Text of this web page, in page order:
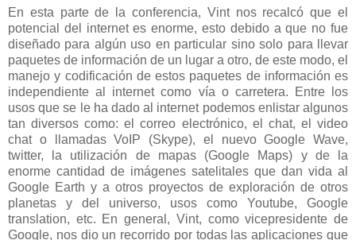
En esta parte de la conferencia, Vint nos recalcó que el
potencial del internet es enorme, esto debido a que no fue
diseñado para algún uso en particular sino solo para llevar
paquetes de información de un lugar a otro, de este modo, el
manejo y codificación de estos paquetes de información es
independiente al internet como vía o carretera. Entre los
usos que se le ha dado al internet podemos enlistar algunos
tan diversos como: el correo electrónico, el chat, el video
chat o llamadas VoIP (Skype), el nuevo Google Wave,
twitter, la utilización de mapas (Google Maps) y de la
enorme cantidad de imágenes satelitales que dan vida al
Google Earth y a otros proyectos de exploración de otros
planetas y del universo, usos como Youtube, Google
translation, etc. En general, Vint, como vicepresidente de
Google, nos dio un recorrido por todas las aplicaciones que